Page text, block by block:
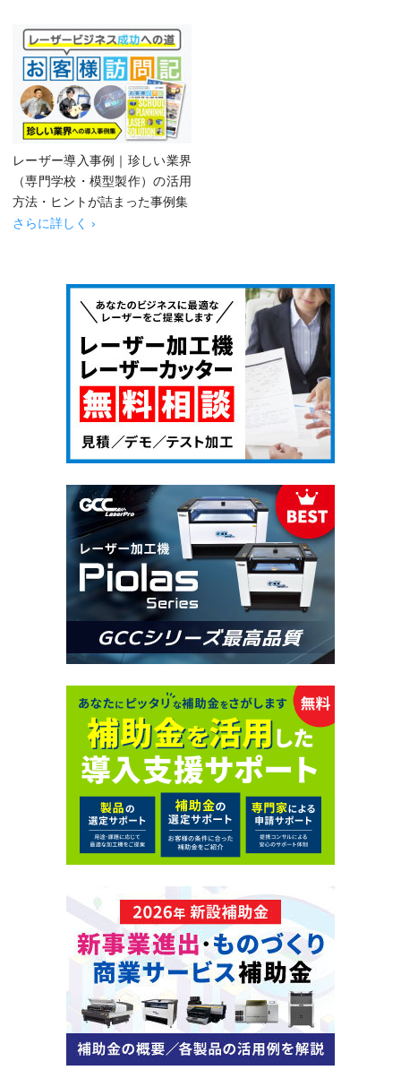
レーザー導入事例｜珍しい業界
（専門学校・模型製作）の活用
方法・ヒントが詰まった事例集
さらに詳しく ›